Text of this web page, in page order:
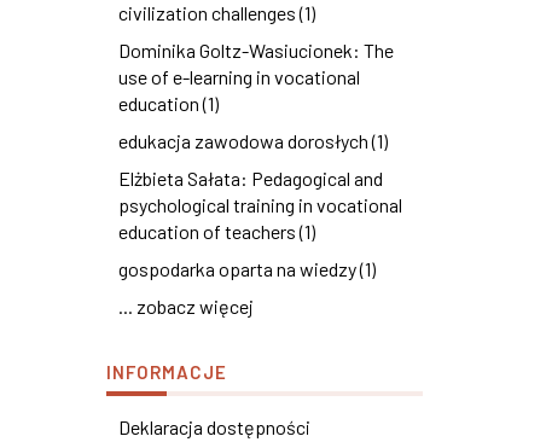
civilization challenges (1)
Dominika Goltz-Wasiucionek: The
use of e-learning in vocational
education (1)
edukacja zawodowa dorosłych (1)
Elżbieta Sałata: Pedagogical and
psychological training in vocational
education of teachers (1)
gospodarka oparta na wiedzy (1)
... zobacz więcej
INFORMACJE
Deklaracja dostępności